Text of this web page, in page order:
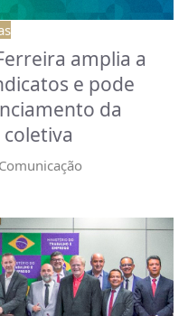
amplia a
e pode
da